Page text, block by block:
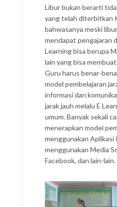
Libur bukan berarti
yang telah diterbitkan
bahwasanya meski
mendapat pengajaran
Learning bisa berupa
lain yang bisa
Guru harus benar-
model pembelajaran
informasi dan
jarak jauh melalu E
umum. Banyak sekali
menerapkan model
menggunakan Aplikasi
menggunakan Media
Facebook, dan lain-lain.